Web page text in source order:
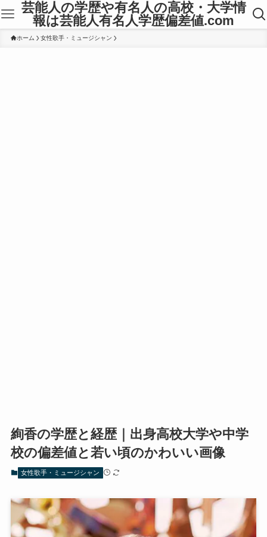
芸能人の学歴や有名人の高校・大学情
報は芸能人有名人学歴偏差値.com
ホーム 女性歌手・ミュージシャン
絢香の学歴と経歴｜出身高校大学や中学
校の偏差値と若い頃のかわいい画像
女性歌手・ミュージシャン